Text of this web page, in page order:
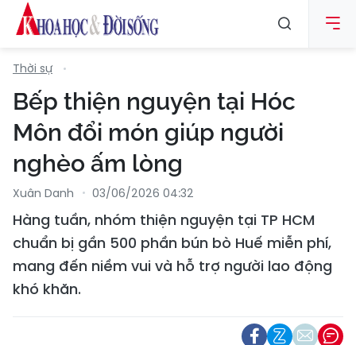
Thời sự
Bếp thiện nguyện tại Hóc
Môn đổi món giúp người
nghèo ấm lòng
Xuân Danh 03/06/2026 04:32
Hàng tuần, nhóm thiện nguyện tại TP HCM
chuẩn bị gần 500 phần bún bò Huế miễn phí,
mang đến niềm vui và hỗ trợ người lao động
khó khăn.